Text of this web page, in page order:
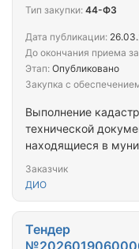
Выполнение
технической
находящиеся в
Ненецкого
муниципальную
Заказчик
ДИО
Тип закупки: 44-ФЗ
Дата публикации:
До окончания приема
Этап: Опубликовано
Закупка с
Тендер